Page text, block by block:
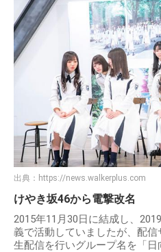
出典： https://news.walkerplus.com
けやき坂46から電撃改名
2015年11月30日に結成し、
義で活動していましたが、配信
生配信を行いグループ名を「日